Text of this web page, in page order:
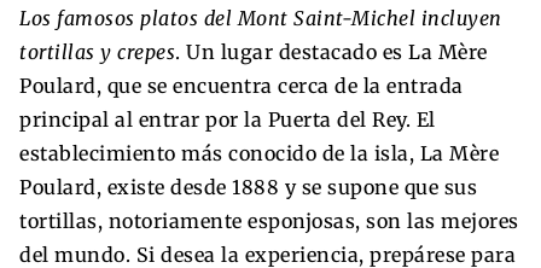
Los famosos platos del Mont Saint-Michel incluyen
tortillas y crepes. Un lugar destacado es La Mère
Poulard, que se encuentra cerca de la entrada
principal al entrar por la Puerta del Rey. El
establecimiento más conocido de la isla, La Mère
Poulard, existe desde 1888 y se supone que sus
tortillas, notoriamente esponjosas, son las mejores
del mundo. Si desea la experiencia, prepárese para